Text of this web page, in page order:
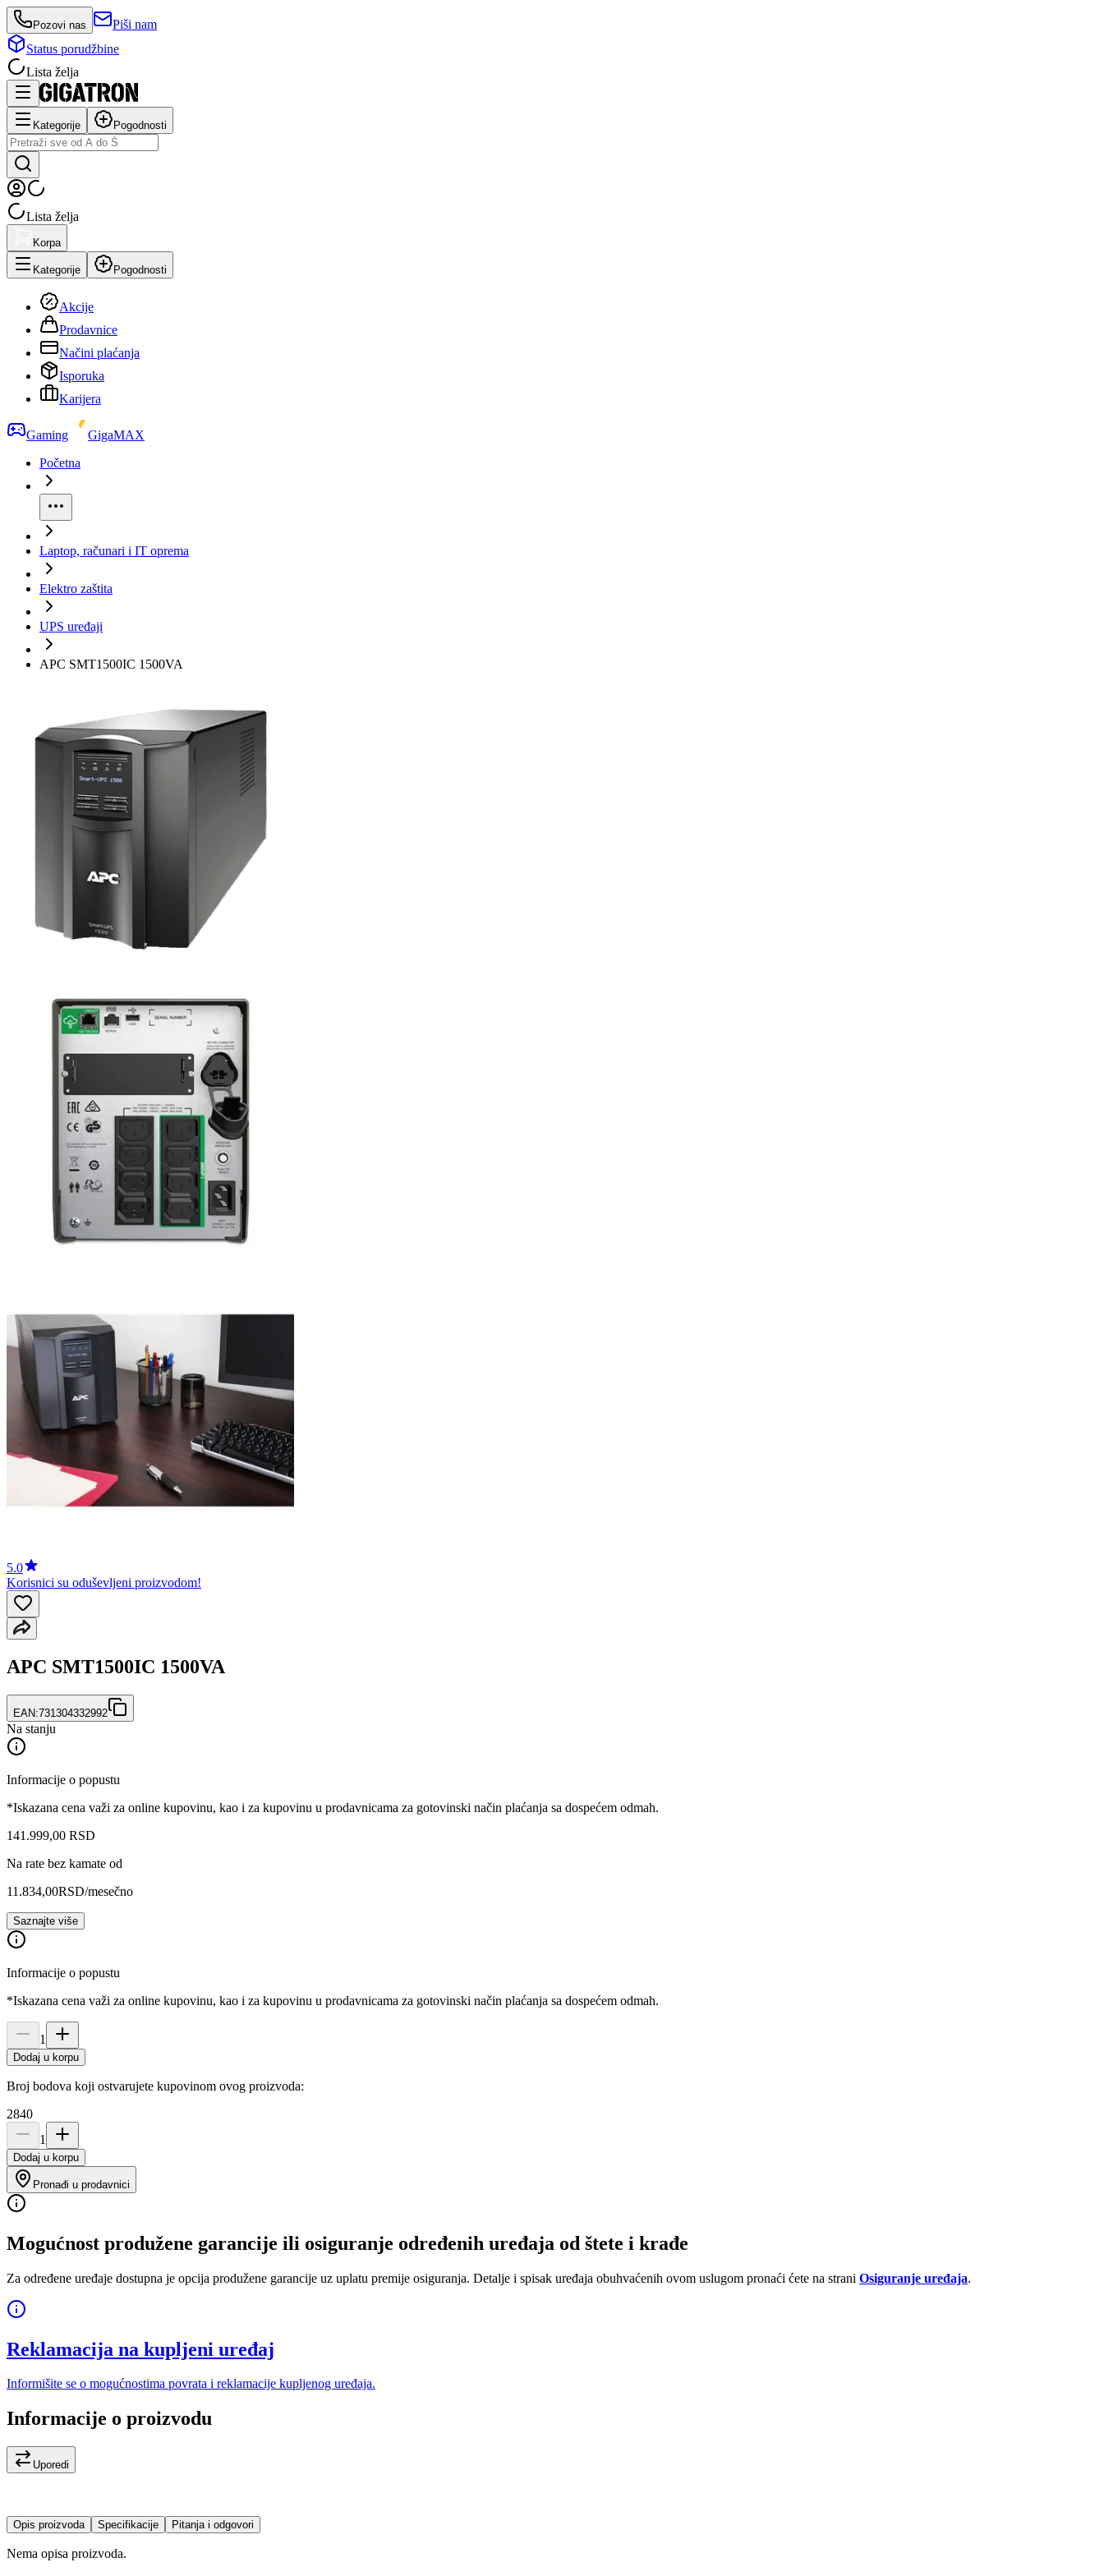
Pozovi nas
Piši nam
Status porudžbine
Lista želja
Kategorije Pogodnosti
Lista želja
Korpa
Kategorije Pogodnosti
Akcije
Prodavnice
Načini plaćanja
Isporuka
Karijera
Gaming
GigaMAX
Početna
Laptop, računari i IT oprema
Elektro zaštita
UPS uređaji
APC SMT1500IC 1500VA
5.0
Korisnici su oduševljeni proizvodom!
APC SMT1500IC 1500VA
EAN:731304332992
Na stanju
Informacije o popustu
*Iskazana cena važi za online kupovinu, kao i za kupovinu u prodavnicama za gotovinski način plaćanja sa dospećem odmah.
141.999,00 RSD
Na rate bez kamate od
11.834,00RSD/mesečno
Saznajte više
Informacije o popustu
*Iskazana cena važi za online kupovinu, kao i za kupovinu u prodavnicama za gotovinski način plaćanja sa dospećem odmah.
1
Dodaj u korpu
Broj bodova koji ostvarujete kupovinom ovog proizvoda:
2840
1
Dodaj u korpu
Pronađi u prodavnici
Mogućnost produžene garancije ili osiguranje određenih uređaja od štete i krađe
Za određene uređaje dostupna je opcija produžene garancije uz uplatu premije osiguranja. Detalje i spisak uređaja obuhvaćenih ovom uslugom pronaći ćete na strani Osiguranje uređaja.
Reklamacija na kupljeni uređaj
Informišite se o mogućnostima povrata i reklamacije kupljenog uređaja.
Informacije o proizvodu
Uporedi
Opis proizvoda Specifikacije Pitanja i odgovori
Nema opisa proizvoda.